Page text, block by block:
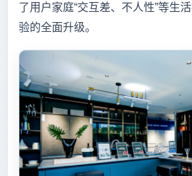
了用户家庭“交互差、不人性”等生
验的全面升级。